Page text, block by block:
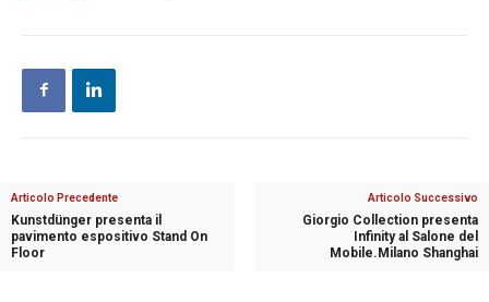
Articolo Precedente
Kunstdünger presenta il
pavimento espositivo Stand On
Floor
Articolo Successivo
Giorgio Collection presenta
Infinity al Salone del
Mobile.Milano Shanghai